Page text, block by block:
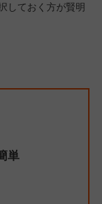
しておく方が賢明
単